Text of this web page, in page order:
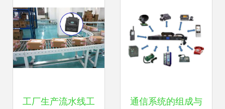
工厂生产流水线工 通信系统的组成与